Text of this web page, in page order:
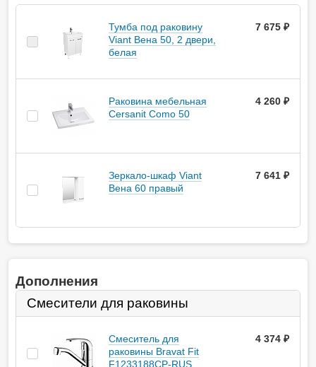
Тумба под раковину
Viant Вена 50, 2 двери,
белая
7 675 ₽
Раковина мебельная
Cersanit Como 50
4 260 ₽
Зеркало-шкаф Viant
Вена 60 правый
7 641 ₽
Дополнения
Смесители для раковины
Смеситель для
раковины Bravat Fit
F1233188CP-RUS
4 374